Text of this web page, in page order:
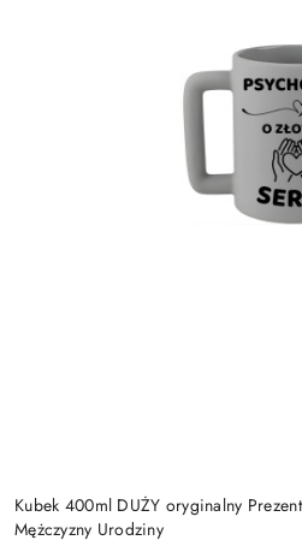
Kubek 400ml DUŻY oryginalny
Mężczyzny Urodziny